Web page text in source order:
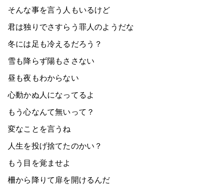
そんな事を言う人もいるけど
君は独りでさすらう罪人のようだな
冬には足も冷えるだろう？
雪も降らず陽もささない
昼も夜もわからない
心動かぬ人になってるよ
もう心なんて無いって？
変なことを言うね
人生を投げ捨てたのかい？
もう目を覚ませよ
柵から降りて扉を開けるんだ